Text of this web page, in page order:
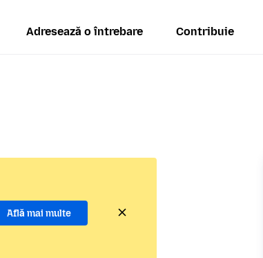
Adresează o întrebare Contribuie
Află mai multe